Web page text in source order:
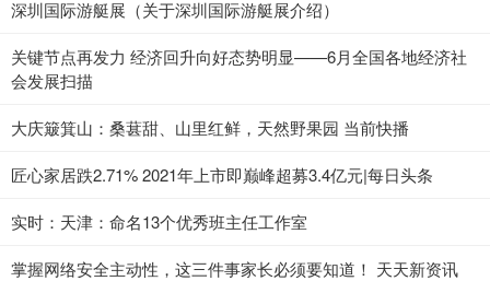
深圳国际游艇展（关于深圳国际游艇展介绍）
关键节点再发力 经济回升向好态势明显——6月全国各地经济社
会发展扫描
大庆簸箕山：桑葚甜、山里红鲜，天然野果园 当前快播
匠心家居跌2.71% 2021年上市即巅峰超募3.4亿元|每日头条
实时：天津：命名13个优秀班主任工作室
掌握网络安全主动性，这三件事家长必须要知道！ 天天新资讯